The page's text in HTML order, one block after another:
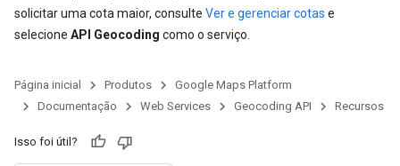
solicitar uma cota maior, consulte Ver e gerenciar cotas e
selecione API Geocoding como o serviço.
Página inicial Produtos
Google Maps Platform
Documentação
Web Services Geocoding API Recursos
Isso foi útil?